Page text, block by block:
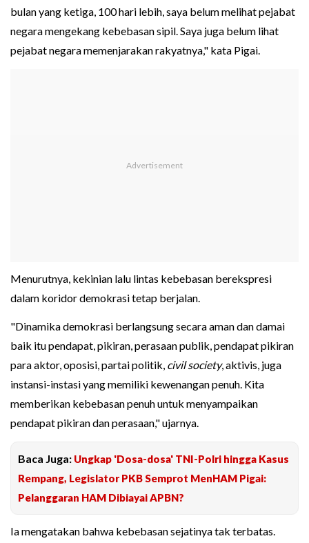
bulan yang ketiga, 100 hari lebih, saya belum melihat pejabat
negara mengekang kebebasan sipil. Saya juga belum lihat
pejabat negara memenjarakan rakyatnya," kata Pigai.
Menurutnya, kekinian lalu lintas kebebasan berekspresi
dalam koridor demokrasi tetap berjalan.
"Dinamika demokrasi berlangsung secara aman dan damai
baik itu pendapat, pikiran, perasaan publik, pendapat pikiran
para aktor, oposisi, partai politik, civil society, aktivis, juga
instansi-instasi yang memiliki kewenangan penuh. Kita
memberikan kebebasan penuh untuk menyampaikan
pendapat pikiran dan perasaan," ujarnya.
Baca Juga: Ungkap 'Dosa-dosa' TNI-Polri hingga Kasus
Rempang, Legislator PKB Semprot MenHAM Pigai:
Pelanggaran HAM Dibiayai APBN?
Ia mengatakan bahwa kebebasan sejatinya tak terbatas.